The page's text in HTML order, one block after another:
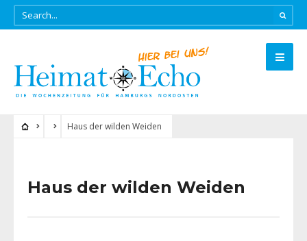
Haus der wilden Weiden
Haus der wilden Weiden